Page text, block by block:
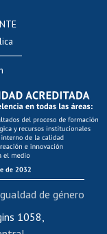
1058,
de género